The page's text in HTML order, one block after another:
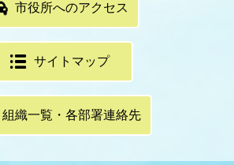
市役所へのアクセス
サイトマップ
組織一覧・各部署連絡先